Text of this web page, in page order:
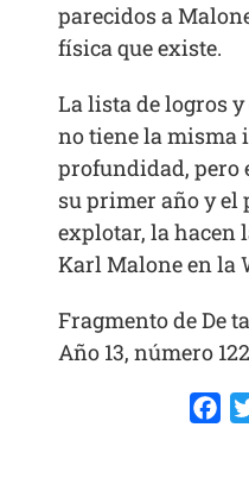
parecidos a
física que existe.
La lista de logros
no tiene la misma
profundidad, pero
su primer año y el
explotar, la hacen
Karl Malone en la
Fragmento de De
Año 13, número